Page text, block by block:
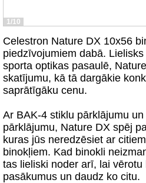
1/10
Celestron Nature DX 10x56
piedzīvojumiem dabā.
sporta optikas pasaulē,
skatījumu, kā tā dargākie
saprātīgāku cenu.
Ar BAK-4 stiklu pārklājumu
pārklājumu, Nature DX spēj
kuras jūs neredzēsiet ar
binokļiem. Kad binokli
tas lieliski noder arī, lai
pasākumus un daudz ko citu.